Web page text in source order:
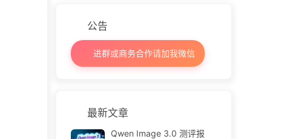
公告
进群或商务合作请加我微信
最新文章
Qwen Image 3.0 测评报